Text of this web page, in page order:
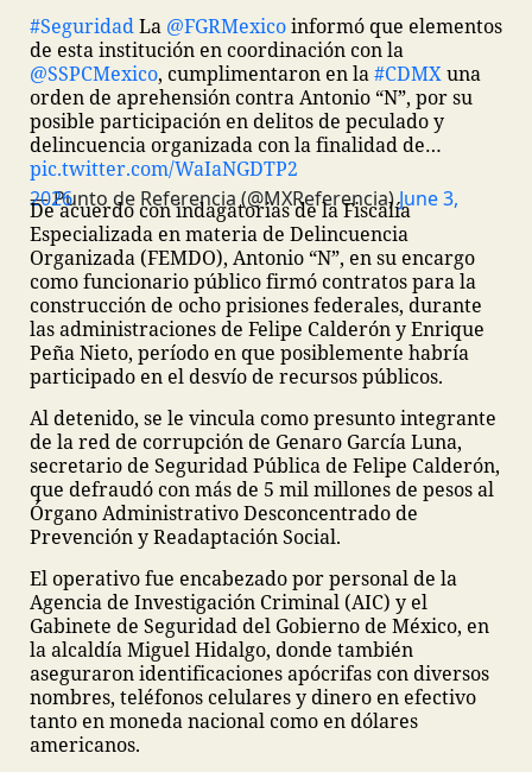
#SeguridadLa @FGRMexicoinformó que elementos
de esta institución en coordinación con la
@SSPCMexico, cumplimentaron en la#CDMXuna
orden de aprehensión contra Antonio “N”, por su
posible participación en delitos de peculado y
delincuencia organizada con la finalidad de…
pic.twitter.com/WaIaNGDTP2
— Punto de Referencia (@MXReferencia)
June 3, 2026
De acuerdo con indagatorias de la Fiscalía
Especializada en materia de Delincuencia
Organizada (FEMDO), Antonio “N”, en su encargo
como funcionario público firmó contratos para la
construcción de ocho prisiones federales, durante
las administraciones de Felipe Calderón y Enrique
Peña Nieto, período en que posiblemente habría
participado en el desvío de recursos públicos.
Al detenido, se le vincula como presunto integrante
de la red de corrupción de Genaro García Luna,
secretario de Seguridad Pública de Felipe Calderón,
que defraudó con más de 5 mil millones de pesos al
Órgano Administrativo Desconcentrado de
Prevención y Readaptación Social.
El operativo fue encabezado por personal de la
Agencia de Investigación Criminal (AIC) y el
Gabinete de Seguridad del Gobierno de México, en
la alcaldía Miguel Hidalgo, donde también
aseguraron identificaciones apócrifas con diversos
nombres, teléfonos celulares y dinero en efectivo
tanto en moneda nacional como en dólares
americanos.